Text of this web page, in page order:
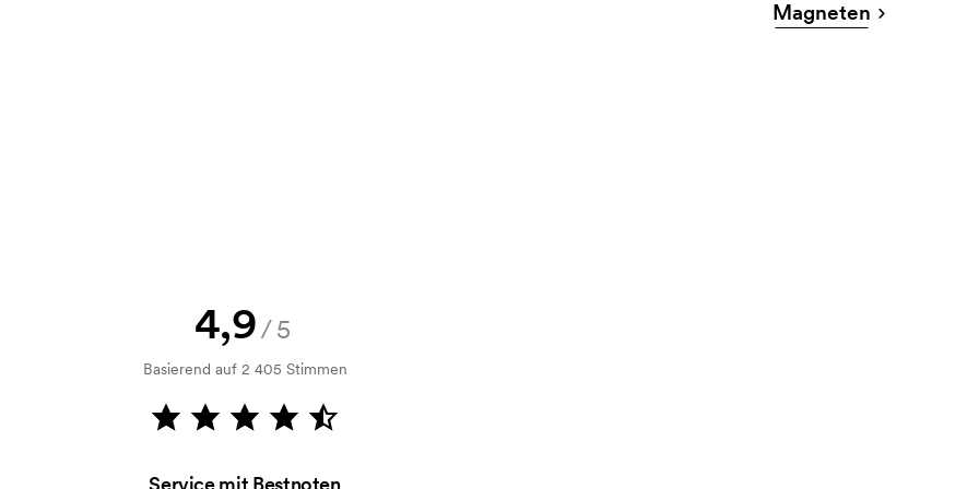
an. Die Startkosten sind eine
nicht bei einer
Magneten
4,9/5
Basierend auf 2 405 Stimmen